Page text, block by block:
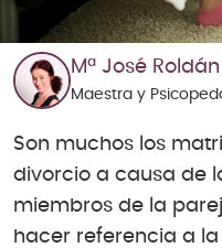
Mª José Roldán
Maestra y
Son muchos los
divorcio a causa de
miembros de la
hacer referencia a